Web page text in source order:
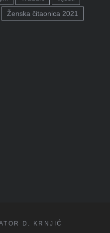
Ženska čitaonica 2021
D. KRNJIĆ